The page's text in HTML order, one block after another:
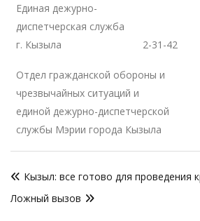
Единая дежурно-
диспетчерская служба
г. Кызыла 2-31-42
Отдел гражданской обороны и
чрезвычайных ситуаций и
единой дежурно-диспетчерской
службы Мэрии города Кызыла
по
записям
Кызыл: все готово для проведения
Ложный вызов